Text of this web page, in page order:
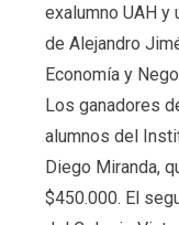
exalumno UAH y
de Alejandro
Economía y
Los ganadores
alumnos del
Diego Miranda,
$450.000. El